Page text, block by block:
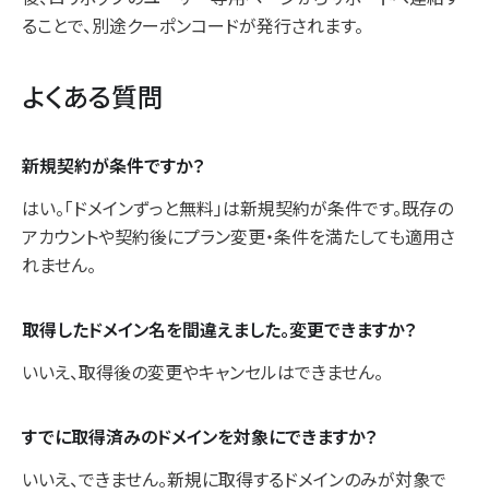
ることで、別途クーポンコードが発行されます。
よくある質問
新規契約が条件ですか？
はい。「ドメインずっと無料」は新規契約が条件です。既存の
アカウントや契約後にプラン変更・条件を満たしても適用さ
れません。
取得したドメイン名を間違えました。変更できますか？
いいえ、取得後の変更やキャンセルはできません。
すでに取得済みのドメインを対象にできますか？
いいえ、できません。新規に取得するドメインのみが対象で